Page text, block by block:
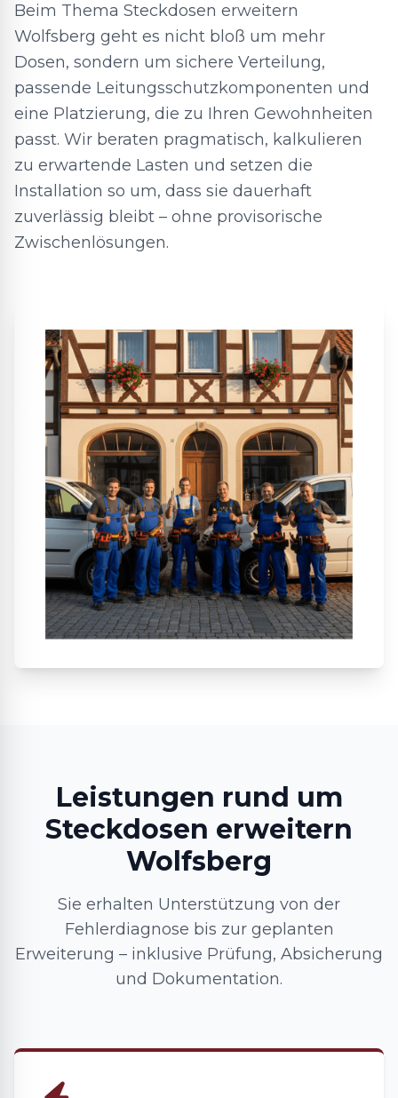
Beim Thema Steckdosen erweitern
Wolfsberg geht es nicht bloß um mehr
Dosen, sondern um sichere Verteilung,
passende Leitungsschutzkomponenten und
eine Platzierung, die zu Ihren Gewohnheiten
passt. Wir beraten pragmatisch, kalkulieren
zu erwartende Lasten und setzen die
Installation so um, dass sie dauerhaft
zuverlässig bleibt – ohne provisorische
Zwischenlösungen.
Leistungen rund um
Steckdosen erweitern
Wolfsberg
Sie erhalten Unterstützung von der
Fehlerdiagnose bis zur geplanten
Erweiterung – inklusive Prüfung, Absicherung
und Dokumentation.